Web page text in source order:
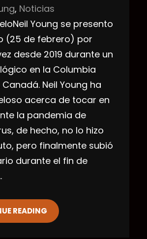
, Noticias
Young se presento
(25 de febrero) por
desde 2019 durante un
en la Columbia
Neil Young ha
acerca de tocar en
la pandemia de
de hecho, no lo hizo
pero finalmente subió
durante el fin de
READING